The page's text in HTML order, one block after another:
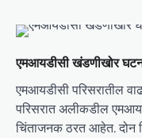
o
n
एमआयडीसी खंडणीखोर
एमआयडीसी परिसरातील
परिसरात अलीकडील
चिंताजनक ठरत आहेत. दोन